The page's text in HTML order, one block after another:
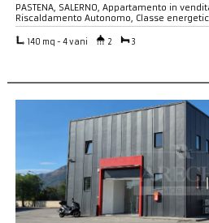
PASTENA, SALERNO, Appartamento in
Riscaldamento Autonomo, Classe
140 mq - 4 vani 2 3